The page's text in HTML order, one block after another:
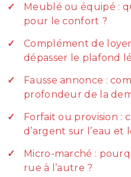
Meublé ou équipé :
pour le confort ?
Complément de
dépasser le plafond
Fausse annonce :
profondeur de la
Forfait ou provision :
d’argent sur l’eau et
Micro-marché :
rue à l’autre ?